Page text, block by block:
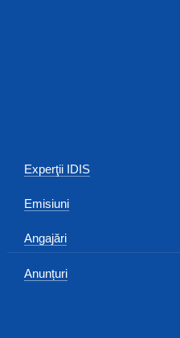
Experţii IDIS
Emisiuni
Angajări
Anunțuri